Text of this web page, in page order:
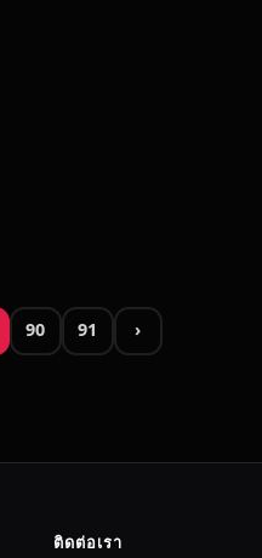
90 91 ›
ติดต่อเรา